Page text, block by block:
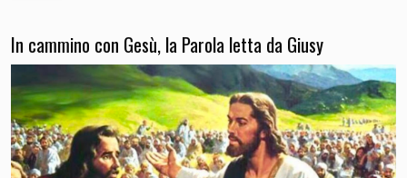
In cammino con Gesù, la Parola letta da Giusy